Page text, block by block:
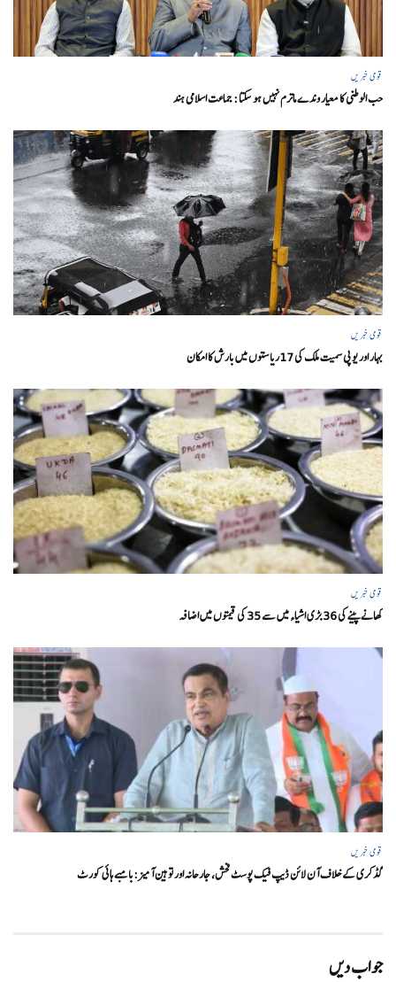
قومی خبریں
حب الوطنی کا معیار وندے ماترم نہیں ہو سکتا : جماعت اسلامی ہند
قومی خبریں
بہار اور یو پی سمیت ملک کی 17ریاستوں میں بارش کا امکان
قومی خبریں
کھانے پینے کی 36 بڑی اشیاء میں سے 35 کی قیمتوں میں اضافہ
قومی خبریں
گڈکری کے خلاف آن لائن ڈیپ فیک پوسٹ فحش، جارحانہ اور توہین آمیز:بامبے ہائی کورٹ
جواب دیں